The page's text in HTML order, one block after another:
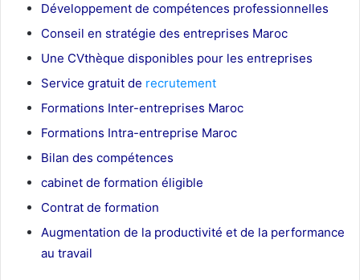
Développement de compétences professionnelles
Conseil en stratégie des entreprises Maroc
Une CVthèque disponibles pour les entreprises
Service gratuit de recrutement
Formations Inter-entreprises Maroc
Formations Intra-entreprise Maroc
Bilan des compétences
cabinet de formation éligible
Contrat de formation
Augmentation de la productivité et de la performance
au travail